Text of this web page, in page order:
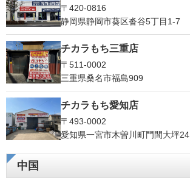
〒420-0816
静岡県静岡市葵区沓谷5丁目1-7
チカラもち三重店
〒511-0002
三重県桑名市福島909
チカラもち愛知店
〒493-0002
愛知県一宮市木曽川町門間大坪24
中国